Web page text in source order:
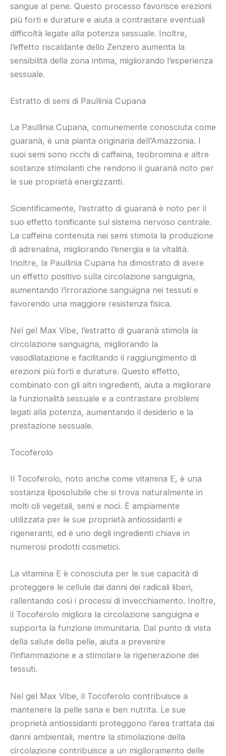
sangue al pene. Questo processo favorisce erezioni
più forti e durature e aiuta a contrastare eventuali
difficoltà legate alla potenza sessuale. Inoltre,
l’effetto riscaldante dello Zenzero aumenta la
sensibilità della zona intima, migliorando l’esperienza
sessuale.
Estratto di semi di Paullinia Cupana
La Paullinia Cupana, comunemente conosciuta come
guaranà, è una pianta originaria dell’Amazzonia. I
suoi semi sono ricchi di caffeina, teobromina e altre
sostanze stimolanti che rendono il guaranà noto per
le sue proprietà energizzanti.
Scientificamente, l’estratto di guaranà è noto per il
suo effetto tonificante sul sistema nervoso centrale.
La caffeina contenuta nei semi stimola la produzione
di adrenalina, migliorando l’energia e la vitalità.
Inoltre, la Paullinia Cupana ha dimostrato di avere
un effetto positivo sulla circolazione sanguigna,
aumentando l’irrorazione sanguigna nei tessuti e
favorendo una maggiore resistenza fisica.
Nel gel Max Vibe, l’estratto di guaranà stimola la
circolazione sanguigna, migliorando la
vasodilatazione e facilitando il raggiungimento di
erezioni più forti e durature. Questo effetto,
combinato con gli altri ingredienti, aiuta a migliorare
la funzionalità sessuale e a contrastare problemi
legati alla potenza, aumentando il desiderio e la
prestazione sessuale.
Tocoferolo
Il Tocoferolo, noto anche come vitamina E, è una
sostanza liposolubile che si trova naturalmente in
molti oli vegetali, semi e noci. È ampiamente
utilizzata per le sue proprietà antiossidanti e
rigeneranti, ed è uno degli ingredienti chiave in
numerosi prodotti cosmetici.
La vitamina E è conosciuta per le sue capacità di
proteggere le cellule dai danni dei radicali liberi,
rallentando così i processi di invecchiamento. Inoltre,
il Tocoferolo migliora la circolazione sanguigna e
supporta la funzione immunitaria. Dal punto di vista
della salute della pelle, aiuta a prevenire
l’infiammazione e a stimolare la rigenerazione dei
tessuti.
Nel gel Max Vibe, il Tocoferolo contribuisce a
mantenere la pelle sana e ben nutrita. Le sue
proprietà antiossidanti proteggono l’area trattata dai
danni ambientali, mentre la stimolazione della
circolazione contribuisce a un miglioramento delle